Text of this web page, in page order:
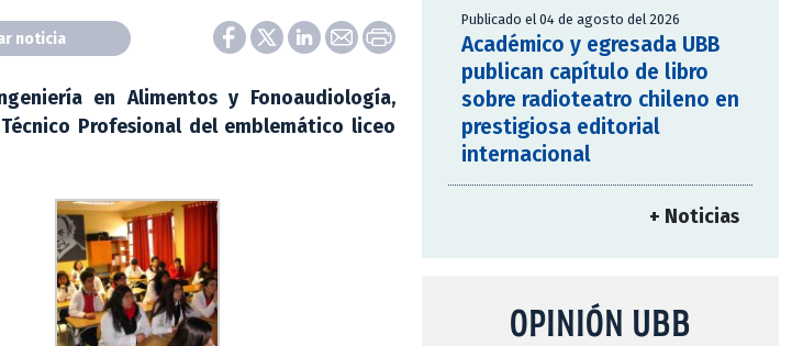
noticia
en Alimentos y Fonoaudiología,
Profesional del emblemático liceo
Publicado el 04 de agosto del 2026
Académico y egresada UBB
publican capítulo de libro
sobre radioteatro chileno en
prestigiosa editorial
internacional
+ Noticias
OPINIÓN UBB